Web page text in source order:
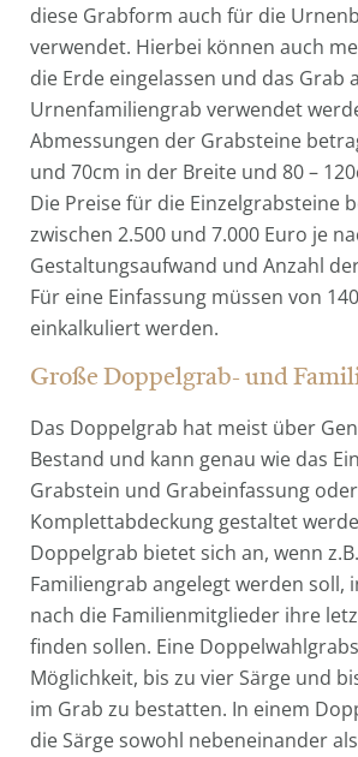
diese Grabform auch für die
verwendet. Hierbei können auch
die Erde eingelassen und das Grab
Urnenfamiliengrab verwendet
Abmessungen der Grabsteine
und 70cm in der Breite und 80 –
Die Preise für die Einzelgrabsteine
zwischen 2.500 und 7.000 Euro je
Gestaltungsaufwand und Anzahl
Für eine Einfassung müssen von
einkalkuliert werden.
Große Doppelgrab- und
Das Doppelgrab hat meist über
Bestand und kann genau wie das
Grabstein und Grabeinfassung
Komplettabdeckung gestaltet
Doppelgrab bietet sich an, wenn
Familiengrab angelegt werden soll,
nach die Familienmitglieder ihre
finden sollen. Eine
Möglichkeit, bis zu vier Särge und
im Grab zu bestatten. In einem
die Särge sowohl nebeneinander